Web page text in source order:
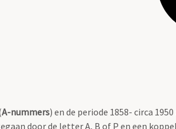
A-nummers) en de periode 1858- circa 1950
door de letter A, B of P en een